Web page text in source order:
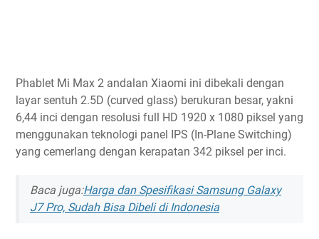
Phablet Mi Max 2 andalan Xiaomi ini dibekali dengan
layar sentuh 2.5D (curved glass) berukuran besar, yakni
6,44 inci dengan resolusi full HD 1920 x 1080 piksel yang
menggunakan teknologi panel IPS (In-Plane Switching)
yang cemerlang dengan kerapatan 342 piksel per inci.
Baca juga:Harga dan Spesifikasi Samsung Galaxy
J7 Pro, Sudah Bisa Dibeli di Indonesia